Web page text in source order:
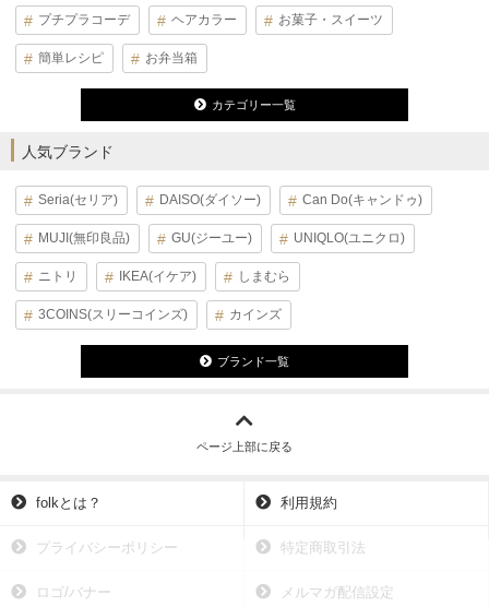
プチプラコーデ ヘアカラー お菓子・スイーツ
簡単レシピ お弁当箱
カテゴリー一覧
人気ブランド
Seria(セリア) DAISO(ダイソー) Can Do(キャンドゥ)
MUJI(無印良品) GU(ジーユー) UNIQLO(ユニクロ)
ニトリ IKEA(イケア) しまむら
3COINS(スリーコインズ) カインズ
ブランド一覧
ページ上部に戻る
folkとは？ 利用規約
プライバシーポリシー 特定商取引法
ロゴ/バナー メルマガ配信設定